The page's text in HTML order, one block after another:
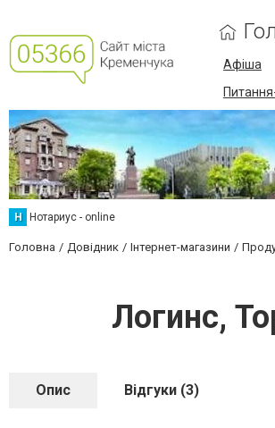
Афіша
Н Нотариус - online
Головна Довідник Інтернет-магазини
Логинс,
Опис Відгуки (3)